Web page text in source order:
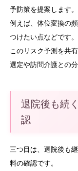
予防策を提案します。
例えば、体位変換の
つけたい点などです。
このリスク予測を共
選定や訪問介護との
退院後も続
認
三つ目は、退院後も
料の確認です。